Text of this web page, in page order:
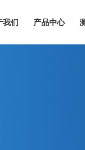
我们 产品中心